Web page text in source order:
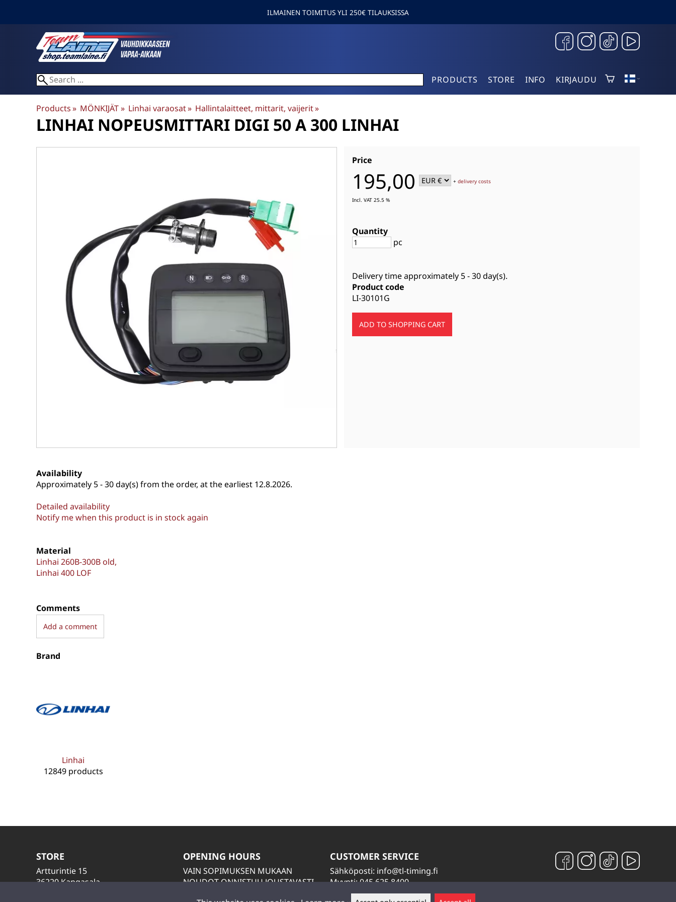
ILMAINEN TOIMITUS YLI 250€ TILAUKSISSA
PRODUCTS STORE INFO KIRJAUDU
Products‪» MÖNKIJÄT‪» Linhai varaosat‪» Hallintalaitteet, mittarit, vaijerit‪»
LINHAI NOPEUSMITTARI DIGI 50 A 300 LINHAI
Price
195,00 +delivery costs
Incl. VAT 25.5 %
Quantity
pc
Delivery time approximately 5 - 30 day(s).
Product code
LI-30101G
Availability
Approximately 5 - 30 day(s) from the order, at the earliest 12.8.2026.
Detailed availability
Notify me when this product is in stock again
Material
Linhai 260B-300B old
Linhai 400 LOF
Comments
Add a comment
Brand
Linhai
12849 products
STORE
Artturintie 15
36220 Kangasala
OPENING HOURS
VAIN SOPIMUKSEN MUKAAN
NOUDOT ONNISTUU JOUSTAVASTI
CUSTOMER SERVICE
Sähköposti: info@tl-timing.fi
Myynti: 045 625 8400
Huolto: 045 884 2000